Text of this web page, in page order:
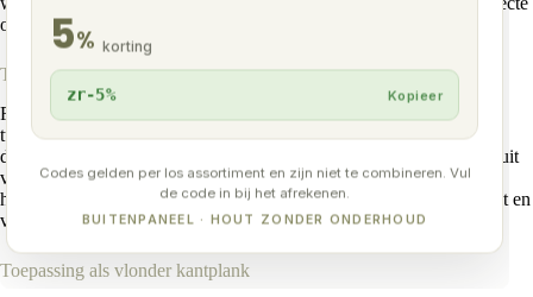
5% korting
zr-5% Kopieer
Codes gelden per los assortiment en zijn niet te combineren. Vul
de code in bij het afrekenen.
BUITENPANEEL · HOUT ZONDER ONDERHOUD
oplossing.
Toepassing als kozijn-afwerkplank
Rondom kozijnen zorgt deze afwerkplank voor een nette overgang
tussen raam of deur en je gevelbekleding. Het profiel beschermt de
dagkant tegen weersinvloeden, vuil en mechanische slijtage – en sluit
visueel perfect aan op de rest van je composiet gevel. Dankzij de
hoogwaardige co-extrusie toplaag blijft de plank jarenlang kleurvast en
vormstabiel, zonder schilder- of onderhoudswerk.
Toepassing als vlonder kantplank